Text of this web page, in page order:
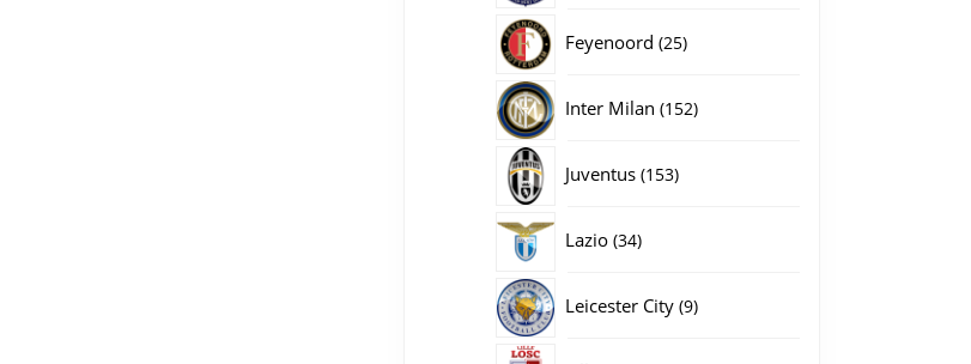
Feyenoord 2525
Inter Milan 152152
Juventus 153153
Lazio 3434
Leicester City 99